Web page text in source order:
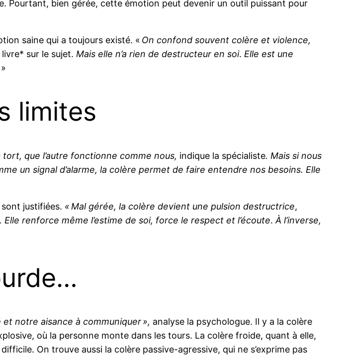
Pourtant, bien gérée, cette émotion peut devenir un outil puissant pour
saine qui a toujours existé. « On confond souvent colère et violence,
sur le sujet. Mais elle n’a rien de destructeur en soi. Elle est une
limites
tort, que l’autre fonctionne comme nous, indique la spécialiste. Mais si nous
un signal d’alarme, la colère permet de faire entendre nos besoins. Elle
justifiées. « Mal gérée, la colère devient une pulsion destructrice,
renforce même l’estime de soi, force le respect et l’écoute. À l’inverse,
notre aisance à communiquer », analyse la psychologue. Il y a la colère
où la personne monte dans les tours. La colère froide, quant à elle,
On trouve aussi la colère passive-agressive, qui ne s’exprime pas